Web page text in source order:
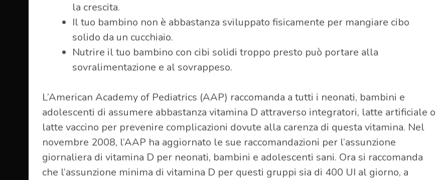
la crescita.
Il tuo bambino non è abbastanza sviluppato fisicamente per mangiare cibo
solido da un cucchiaio.
Nutrire il tuo bambino con cibi solidi troppo presto può portare alla
sovralimentazione e al sovrappeso.
L’American Academy of Pediatrics (AAP) raccomanda a tutti i neonati, bambini e
adolescenti di assumere abbastanza vitamina D attraverso integratori, latte artificiale o
latte vaccino per prevenire complicazioni dovute alla carenza di questa vitamina. Nel
novembre 2008, l’AAP ha aggiornato le sue raccomandazioni per l’assunzione
giornaliera di vitamina D per neonati, bambini e adolescenti sani. Ora si raccomanda
che l’assunzione minima di vitamina D per questi gruppi sia di 400 UI al giorno, a